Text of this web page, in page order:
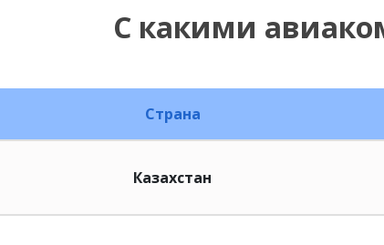
С какими
Страна
Казахстан